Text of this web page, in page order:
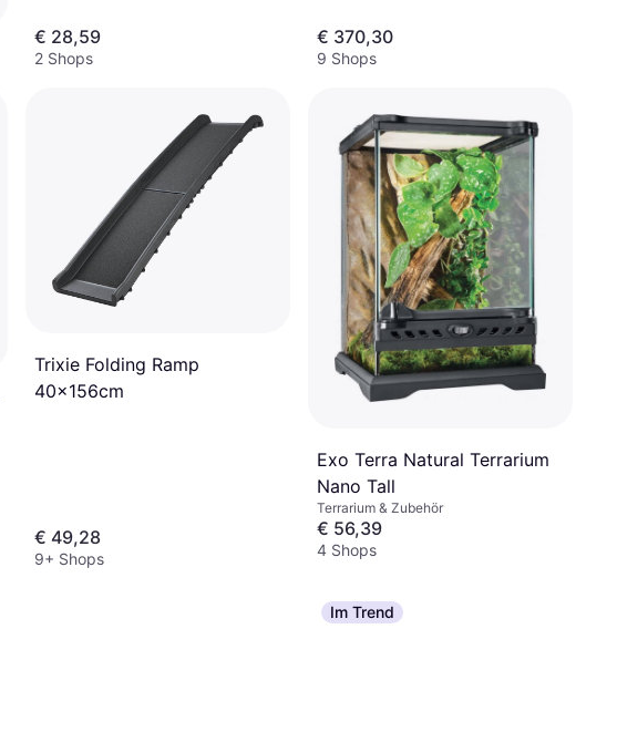
€ 28,59
2 Shops
€ 370,30
9 Shops
Trixie Folding Ramp
40x156cm
€ 49,28
9+ Shops
Exo Terra Natural Terrarium
Nano Tall
Terrarium & Zubehör
€ 56,39
4 Shops
Im Trend